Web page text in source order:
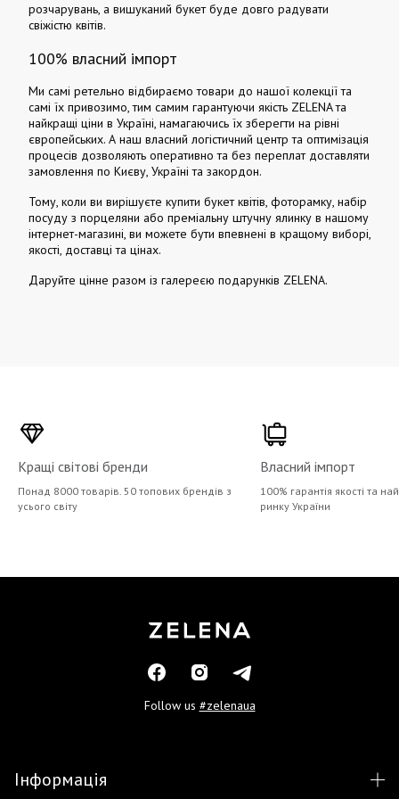
розчарувань, а вишуканий букет буде довго радувати
свіжістю квітів.
100% власний імпорт
Ми самі ретельно відбираємо товари до нашої колекції та
самі їх привозимо, тим самим гарантуючи якість ZELENA та
найкращі ціни в Україні, намагаючись їх зберегти на рівні
європейських. А наш власний логістичний центр та оптимізація
процесів дозволяють оперативно та без переплат доставляти
замовлення по Києву, Україні та закордон.
Тому, коли ви вирішуєте купити букет квітів, фоторамку, набір
посуду з порцеляни або преміальну штучну ялинку в нашому
інтернет-магазині, ви можете бути впевнені в кращому виборі,
якості, доставці та цінах.
Даруйте цінне разом із галереєю подарунків ZELENA.
Кращі світові бренди
Понад 8000 товарів. 50 топових брендів з
усього світу
Власний імпорт
100% гарантія якості та
ринку України
Follow us #zelenaua
Інформація